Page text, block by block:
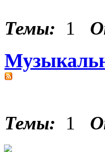
Темы: 1
Темы: 1